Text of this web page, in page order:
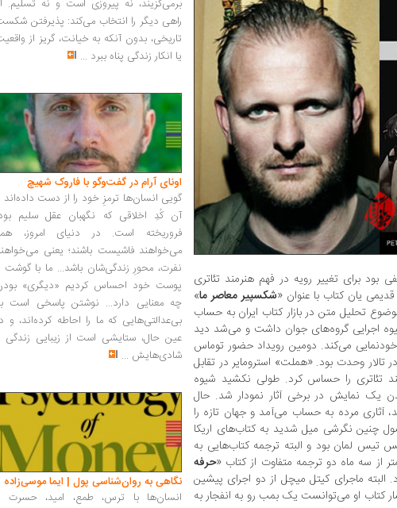
برای تغییر رویه در فهم هنرمند تئاتری
یان کتاب با عنوان «شکسپیر معاصر ما»
تحلیل متن در بازار کتاب ایران به حساب
اجرایی گروه‌های جوان داشت و می‌شد دید
می‌کند. دومین رویداد حضور توماس
تالار وحدت بود. «هملت» استرومایر در تقابل
تئاتری را حساس کرد. طولی نکشید شیوه
یک نمایش در برخی آثار نمودار شد. حال
آثاری مرده به حساب می‌آمد و جهان تازه را
چنین نگرشی میل شدید به کتاب‌های اریکا
تیس لمان بود و البته ترجمه کتاب‌هایی به
از سه ماه دو ترجمه متفاوت از کتاب «حرفه
ماجرای کیتل میچل از دو اجرای پیشین
کتاب او می‌توانست یک بمب رو به انفجار به
برمی‌گزیند، نه پیروزی است و نه تسلیم.
راهی دیگر را انتخاب می‌کند: پذیرفتن
تاریخی، بدون آنکه به خیانت، گریز از
یا انکار زندگی پناه ببرد ...
اونای آرام در گفت‌وگو با فاروک شهیچ‭
گویی انسان‌ها ترمزِ خود را از دست داده‌اند
آن کُدِ اخلاقی که نگهبان عقل سلیم
فروریخته است. در دنیای امروز،
می‌خواهند فاشیست باشند؛ یعنی
نفرت، محورِ زندگی‌شان باشد... ما با گوشت
پوست خود احساس کردیم «دیگری»
چه معنایی دارد... نوشتن پاسخی است
بی‌عدالتی‌هایی که ما را احاطه کرده‌اند، و
عین حال، ستایشی است از زیبایی زندگی
شادی‌هایش ...
نگاهی به روان‌شناسی پول | ایما موسی‌زاده
انسان‌ها با ترس، طمع، امید، حسرت